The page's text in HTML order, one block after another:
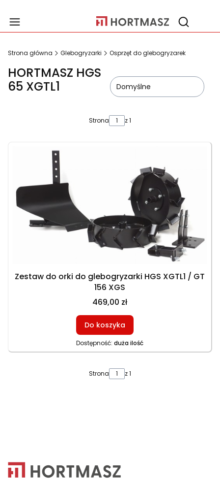
Otwórz
Strona główna Glebogryzarki Osprzęt do glebogryzarek
HORTMASZ HGS
65 XGTL1
Domyślne
Strona z 1
Zestaw do orki do glebogryzarki HGS XGTL1 / GT
156 XGS
469,00 zł
Do koszyka
Dostępność: duża ilość
Strona z 1